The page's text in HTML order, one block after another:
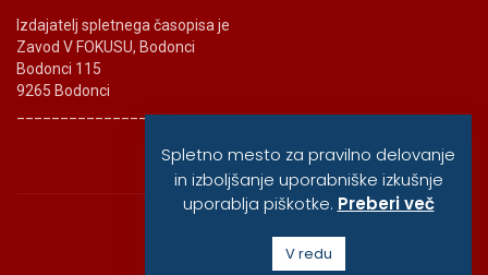
Izdajatelj spletnega časopisa je
Zavod V FOKUSU, Bodonci
Bodonci 115
9265 Bodonci
_______________________
© vfokusu, 2020
Spletno mesto za pravilno delovanje
in izboljšanje uporabniške izkušnje
uporablja piškotke. Preberi več
V redu